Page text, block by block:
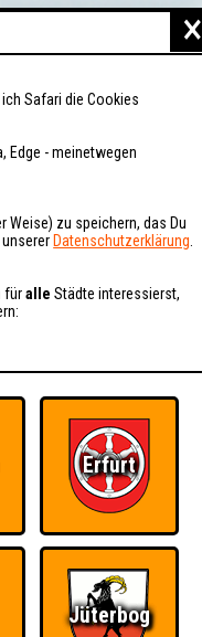
×
Safari die Cookies
Edge - meinetwegen
Weise) zu speichern, das Du
Datenschutzerklärung
füralle Städte interessierst,
Erfurt
Jüterbog